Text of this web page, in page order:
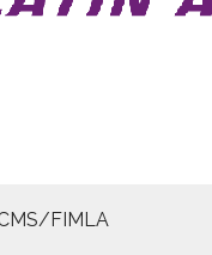
FIMLA